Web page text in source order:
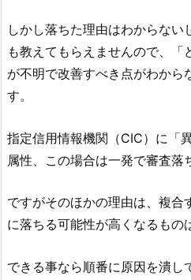
しかし落ちた理由はわからない
も教えてもらえませんので、
が不明で改善すべき点がわから
す。
指定信用情報機関（CIC）に「
属性、この場合は一発で審査落
ですがそのほかの理由は、複合
に落ちる可能性が高くなるもの
できる事なら順番に原因を潰し